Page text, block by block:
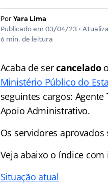
Por Yara Lima
Publicado em 03/04/23 •
6 min. de leitura
Acaba de sercanceladoo
Ministério Público do
seguintes cargos:
Apoio Administrativo.
Os servidores
Veja abaixo o índice com
Situação atual